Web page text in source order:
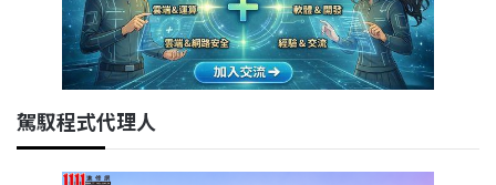
駕馭程式代理人